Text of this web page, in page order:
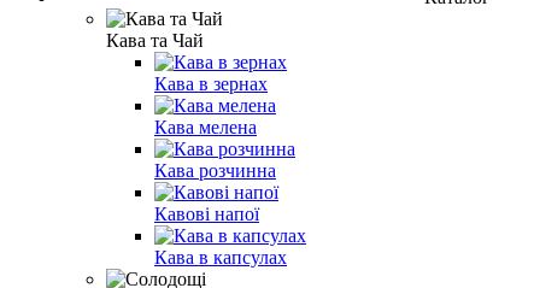
Кава та Чай
Кава в зернах
Кава мелена
Кава розчинна
Кавові напої
Кава в капсулах